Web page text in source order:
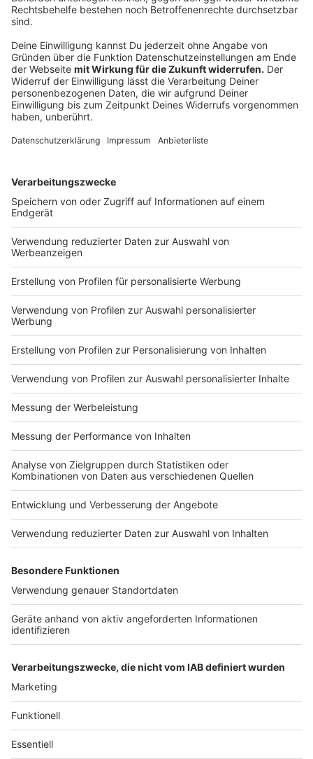
Gel anzieht. Die kostet allerdings auch mal eben 80
Euro. Der Anbieter wirbt vor allem Menschen, die im
Freien arbeiten und zwischendurch eine Abkühlung
benötigen. Wahlweise kann man sich dort auch einen
"Abkühlungs-Schal" zulegen.
Anzeige
Anzeige
Wenn euer Arbeitgeber Zimmerpflanzen erlaubt (auch
die helfen ein wenig), dann erlaubt er vielleicht auch
Tongefäße aufzustellen. Sprich: Blumenkübel aus Ton,
nur ohne Blumen, dafür mit kaltem Wasser gefüllt.
Mehrere davon können die Raumluft um einige Grad
abkühlen.
Anzeige
Wäsche aufhängen hilft
Anzeige
Schon gewusst? Wäsche waschen und im
Schlafzimmer aufhängen bringt feuchte Luft und kühlt
die Temperatur herunter. Damit schläft es sich
angenehmer. Tipp: Weniger stark schleudern. Mit 1600
trocken, aber bei 1000 U/min hält der Kühleffekt
nicht trocken ist: kurz nach draußen hängen. In der
gleißenden Sonne trocknet manches Wäschestück in
Minuten.
Anzeige
Anzeige